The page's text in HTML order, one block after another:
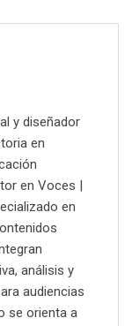
y diseñador
en
en Voces |
en
análisis y
audiencias
se orienta a